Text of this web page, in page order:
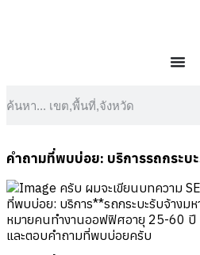
คำถามที่พบบ่อย: บริการรถกระบ
ครับ ผมจะเขียนบทความ
ที่พบบ่อย: บริการ**รถกระบะรับจ้างม
หมายคนทำงานออฟฟิศอายุ 25-60 ปี
และตอบคำถามที่พบบ่อยครับ